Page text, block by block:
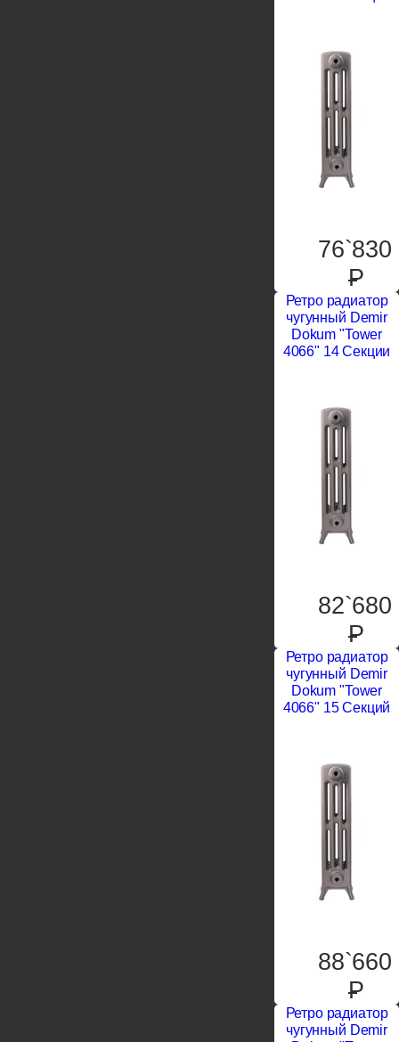
76`830
P
Ретро радиатор
чугунный Demir
Dokum "Tower
4066" 14 Секции
82`680
P
Ретро радиатор
чугунный Demir
Dokum "Tower
4066" 15 Секций
88`660
P
Ретро радиатор
чугунный Demir